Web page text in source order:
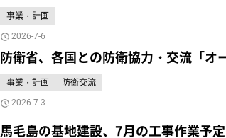
事業・計画
2026-7-6
防衛省、各国との防衛協力・交流「オ
事業・計画 防衛交流
2026-7-3
馬毛島の基地建設、7月の工事作業予